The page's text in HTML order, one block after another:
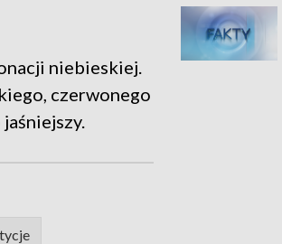
niebieskiej.
czerwonego